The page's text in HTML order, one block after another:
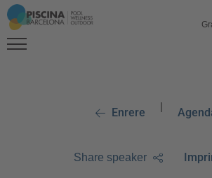
Enrere |
Share speaker